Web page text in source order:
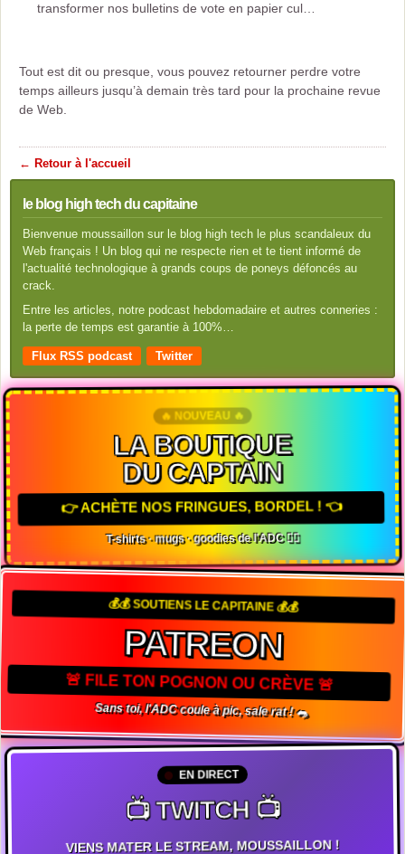
transformer nos bulletins de vote en papier cul…
Tout est dit ou presque, vous pouvez retourner perdre votre
temps ailleurs jusqu’à demain très tard pour la prochaine revue
de Web.
← Retour à l'accueil
le blog high tech du capitaine
Bienvenue moussaillon sur le blog high tech le plus scandaleux du
Web français ! Un blog qui ne respecte rien et te tient informé de
l'actualité technologique à grands coups de poneys défoncés au
crack.
Entre les articles, notre podcast hebdomadaire et autres conneries :
la perte de temps est garantie à 100%…
Flux RSS podcast Twitter
🔥 NOUVEAU 🔥
LA BOUTIQUE
DU CAPTAIN
👉 ACHÈTE NOS FRINGUES, BORDEL ! 👈
T-shirts · mugs · goodies de l'ADC 🏴‍☠️
💰💰 SOUTIENS LE CAPITAINE 💰💰
PATREON
🚨 FILE TON POGNON OU CRÈVE 🚨
Sans toi, l'ADC coule à pic, sale rat ! 🐀
EN DIRECT
📺 TWITCH 📺
VIENS MATER LE STREAM, MOUSSAILLON !